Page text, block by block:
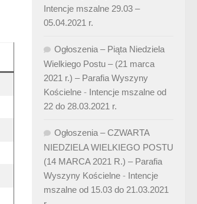
Intencje mszalne 29.03 –
05.04.2021 r.
Ogłoszenia – Piąta Niedziela
Wielkiego Postu – (21 marca
2021 r.) – Parafia Wyszyny
Kościelne - Intencje mszalne od
22 do 28.03.2021 r.
Ogłoszenia – CZWARTA
NIEDZIELA WIELKIEGO POSTU
(14 MARCA 2021 R.) – Parafia
Wyszyny Kościelne - Intencje
mszalne od 15.03 do 21.03.2021